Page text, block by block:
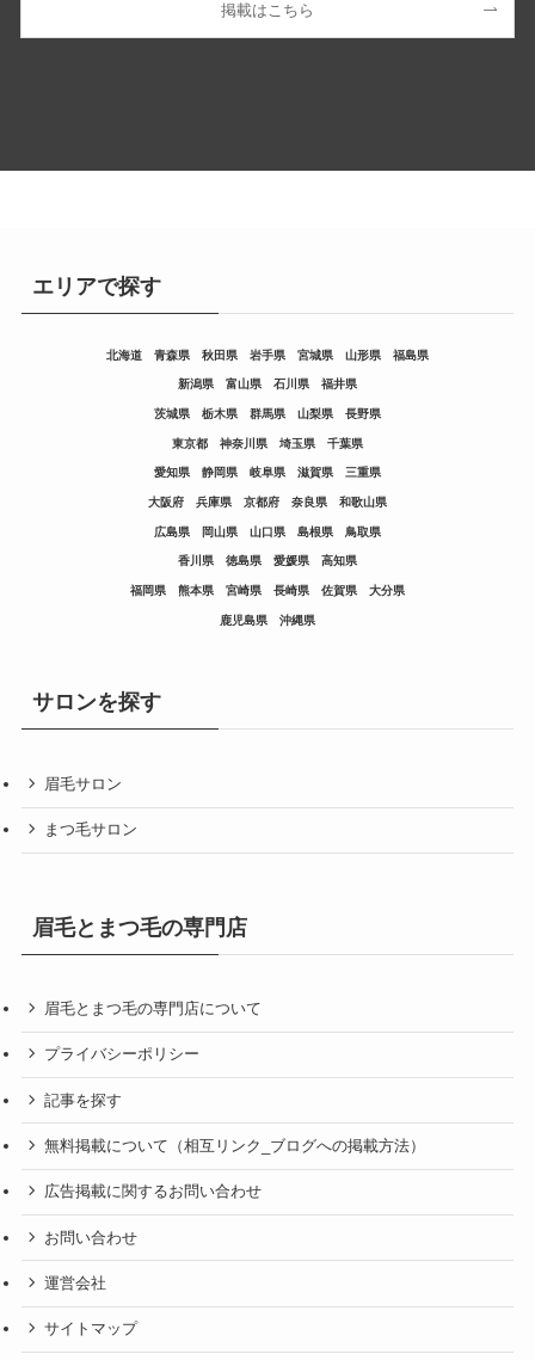
掲載はこちら
エリアで探す
北海道 青森県 秋田県 岩手県 宮城県 山形県 福島県
新潟県 富山県 石川県 福井県
茨城県 栃木県 群馬県 山梨県 長野県
東京都 神奈川県 埼玉県 千葉県
愛知県 静岡県 岐阜県 滋賀県 三重県
大阪府 兵庫県 京都府 奈良県 和歌山県
広島県 岡山県 山口県 島根県 鳥取県
香川県 徳島県 愛媛県 高知県
福岡県 熊本県 宮崎県 長崎県 佐賀県 大分県
鹿児島県 沖縄県
サロンを探す
眉毛サロン
まつ毛サロン
眉毛とまつ毛の専門店
眉毛とまつ毛の専門店について
プライバシーポリシー
記事を探す
無料掲載について（相互リンク_ブログへの掲載方法）
広告掲載に関するお問い合わせ
お問い合わせ
運営会社
サイトマップ